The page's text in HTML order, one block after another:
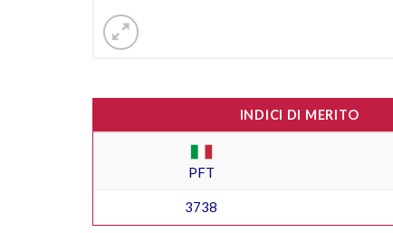
INDICI DI MERITO
PFT
3738